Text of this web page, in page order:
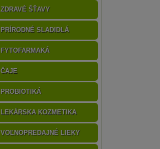
ZDRAVÉ ŠŤAVY
PRÍRODNÉ SLADIDLÁ
FYTOFARMAKÁ
ČAJE
PROBIOTIKÁ
LEKÁRSKA KOZMETIKA
VOĽNOPREDAJNÉ LIEKY